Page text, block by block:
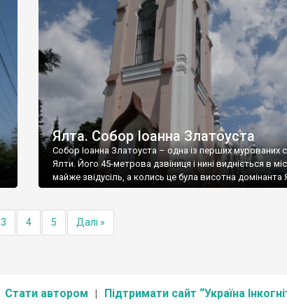
Ялта. Собор Іоанна Златоуста
Собор Іоанна Златоуста – одна із перших мурованих
Ялти. Його 45-метрова дзвіниця і нині видніється в
майже звідусіль, а колись це була висотна домінанта
3 4 5 Далі »
Стати автором Підтримати сайт “Україна